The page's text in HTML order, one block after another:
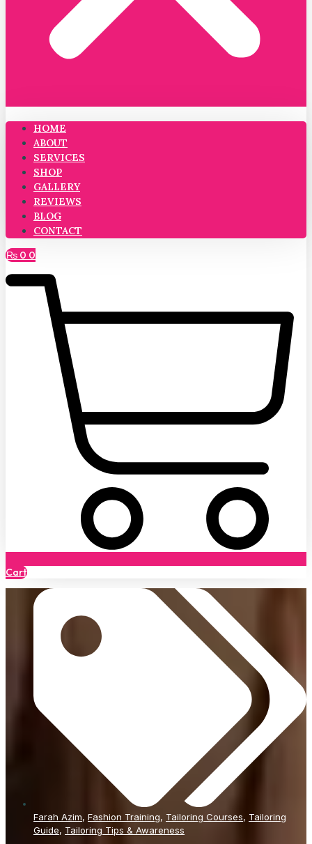
HOME
ABOUT
SERVICES
SHOP
GALLERY
REVIEWS
BLOG
CONTACT
₨ 0 0
Cart
Farah Azim, Fashion Training, Tailoring Courses, Tailoring
Guide, Tailoring Tips & Awareness